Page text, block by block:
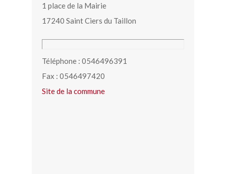
1 place de la Mairie
17240 Saint Ciers du Taillon
Téléphone : 0546496391
Fax : 0546497420
Site de la commune